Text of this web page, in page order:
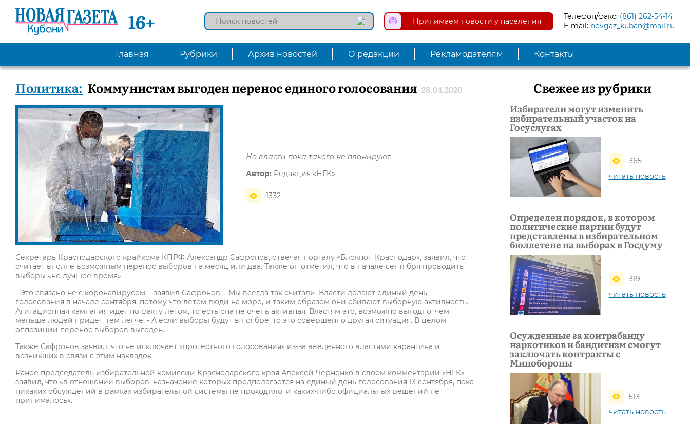
16+ Принимаем новости у населения Телефон/факс: (861) 262-54-14
E-mail: novgaz_kuban@mail.ru
Главная Рубрики Архив новостей О редакции Рекламодателям Контакты
Политика: Коммунистам выгоден перенос единого голосования 28.04.2020
Но власти пока такого не планируют
Автор: Редакция «НГК»
1332
Секретарь Краснодарского крайкома КПРФ Александр Сафронов, отвечая порталу «Блокнот. Краснодар», заявил, что
считает вполне возможным перенос выборов на месяц или два. Также он отметил, что в начале сентября проводить
выборы «не лучшее время».
- Это связано не с коронавирусом, - заявил Сафронов. - Мы всегда так считали. Власти делают единый день
голосования в начале сентября, потому что летом люди на море, и таким образом они сбивают выборную активность.
Агитационная кампания идет по факту летом, то есть она не очень активная. Властям это, возможно выгодно: чем
меньше людей придет, тем легче. - А если выборы будут в ноябре, то это совершенно другая ситуация. В целом
оппозиции перенос выборов выгоден.
Также Сафронов заявил, что не исключает «протестного голосования» из-за введенного властями карантина и
возникших в связи с этим накладок.
Ранее председатель избирательной комиссии Краснодарского края Алексей Черненко в своем комментарии «НГК»
заявил, что «в отношении выборов, назначение которых предполагается на единый день голосования 13 сентября, пока
никаких обсуждений в рамках избирательной системы не проходило, и каких-либо официальных решений не
принималось».
Свежее из рубрики
Избиратели могут изменить
избирательный участок на
Госуслугах
365
читать новость
Определен порядок, в котором
политические партии будут
представлены в избирательном
бюллетене на выборах в Госдуму
319
читать новость
Осужденные за контрабанду
наркотиков и бандитизм смогут
заключать контракты с
Минобороны
513
читать новость